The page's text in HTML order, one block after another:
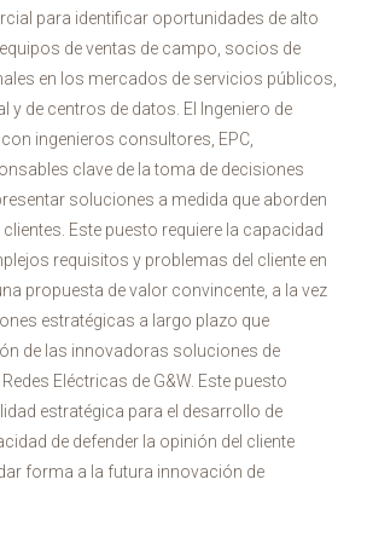
para identificar oportunidades de alto
de ventas de campo, socios de
en los mercados de servicios públicos,
y de centros de datos. El Ingeniero de
ingenieros consultores, EPC,
clave de la toma de decisiones
soluciones a medida que aborden
Este puesto requiere la capacidad
requisitos y problemas del cliente en
propuesta de valor convincente, a la vez
estratégicas a largo plazo que
de las innovadoras soluciones de
Eléctricas de G&W. Este puesto
estratégica para el desarrollo de
de defender la opinión del cliente
forma a la futura innovación de